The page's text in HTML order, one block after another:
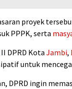
proyek
PPPK, serta
II DPRD Kota Jambi,
untuk
DPRD ingin